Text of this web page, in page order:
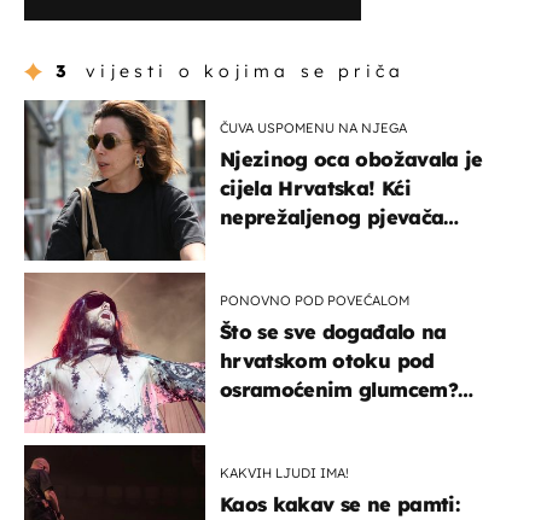
3 vijesti o kojima se priča
ČUVA USPOMENU NA NJEGA
Njezinog oca obožavala je
cijela Hrvatska! Kći
neprežaljenog pjevača
PONOVNO POD POVEĆALOM
Što se sve događalo na
hrvatskom otoku pod
osramoćenim glumcem?
KAKVIH LJUDI IMA!
Kaos kakav se ne pamti: